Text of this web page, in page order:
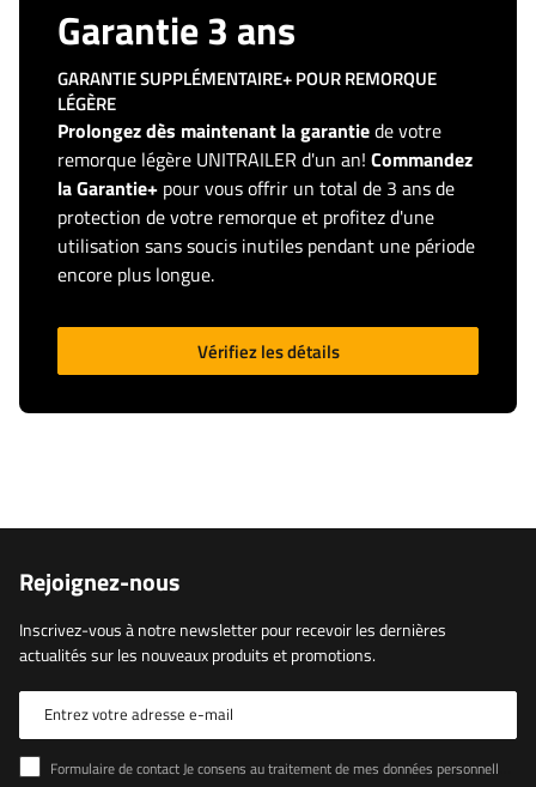
Garantie 3 ans
GARANTIE SUPPLÉMENTAIRE+ POUR REMORQUE
LÉGÈRE
Prolongez dès maintenant la garantiede votre
remorque légère UNITRAILER d'un an! Commandez
la Garantie+ pour vous offrir un total de 3 ans de
protection de votre remorque et profitez d'une
utilisation sans soucis inutiles pendant une période
encore plus longue.
Vérifiez les détails
Rejoignez-nous
Inscrivez-vous à notre newsletter pour recevoir les dernières
actualités sur les nouveaux produits et promotions.
Entrez votre adresse e-mail
Formulaire de contact Je consens au traitement de mes données personnelles contenues dans le formulaire de contact conformément au règlement du Parlement européen et du Conseil (UE)